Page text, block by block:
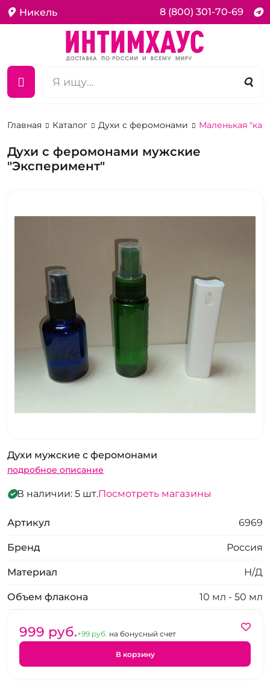
Никель 8 (800) 301-70-69
Главная Каталог Духи с феромонами Маленькая
Духи с феромонами мужские
"Эксперимент"
Духи мужские с феромонами
подробное описание
В наличии: 5 шт.Посмотреть магазины
Артикул 6969
Бренд Россия
Материал Н/Д
Объем флакона 10 мл - 50 мл
999 pуб.+99 pуб. на бонусный счет
В корзину